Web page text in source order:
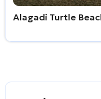
Alagadi Turtle